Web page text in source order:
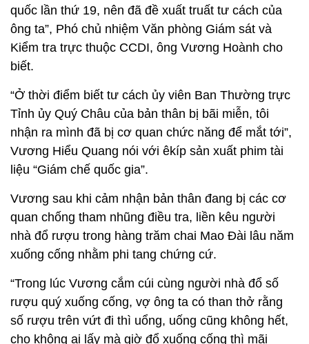
quốc lần thứ 19, nên đã đề xuất truất tư cách của
ông ta”, Phó chủ nhiệm Văn phòng Giám sát và
Kiểm tra trực thuộc CCDI, ông Vương Hoành cho
biết.
“Ở thời điểm biết tư cách ủy viên Ban Thường trực
Tỉnh ủy Quý Châu của bản thân bị bãi miễn, tôi
nhận ra mình đã bị cơ quan chức năng để mắt tới”,
Vương Hiểu Quang nói với êkíp sản xuất phim tài
liệu “Giám chế quốc gia”.
Vương sau khi cảm nhận bản thân đang bị các cơ
quan chống tham nhũng điều tra, liền kêu người
nhà đổ rượu trong hàng trăm chai Mao Đài lâu năm
xuống cống nhằm phi tang chứng cứ.
“Trong lúc Vương cắm cúi cùng người nhà đổ số
rượu quý xuống cống, vợ ông ta có than thở rằng
số rượu trên vứt đi thì uổng, uống cũng không hết,
cho không ai lấy mà giờ đổ xuống cống thì mãi